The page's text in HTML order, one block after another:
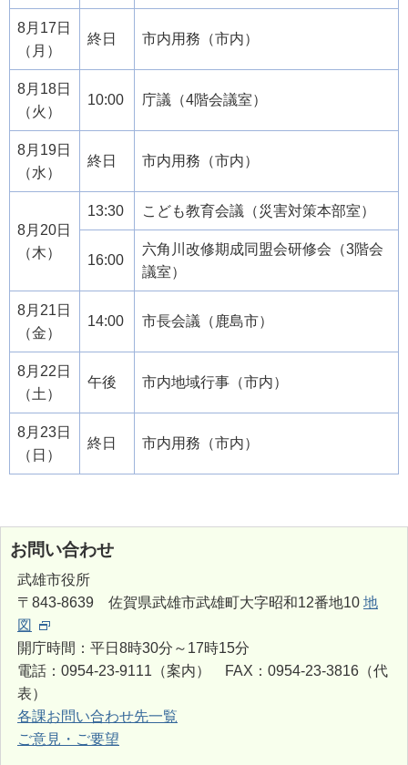
8月17日
（月）
終日 市内用務（市内）
8月18日
（火）
10:00 庁議（4階会議室）
8月19日
（水）
終日 市内用務（市内）
8月20日
（木）
13:30 こども教育会議（災害対策本部室）
16:00
六角川改修期成同盟会研修会（3階会
議室）
8月21日
（金）
14:00 市長会議（鹿島市）
8月22日
（土）
午後 市内地域行事（市内）
8月23日
（日）
終日 市内用務（市内）
お問い合わせ
武雄市役所
〒843-8639 佐賀県武雄市武雄町大字昭和12番地10 地
図
開庁時間：平日8時30分～17時15分
電話：0954-23-9111（案内） FAX：0954-23-3816（代
表）
各課お問い合わせ先一覧
ご意見・ご要望